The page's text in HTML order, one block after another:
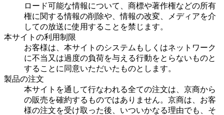
ロード可能な情報について、商標や著作権などの所有
権に関する情報の削除や、情報の改変、メディアを介
しての放送に使用することを禁じます。
本サイトの利用制限
お客様は、本サイトのシステムもしくはネットワーク
に不当又は過度の負荷を与える行動をとらないものと
することに同意いただいたものとします。
製品の注文
本サイトを通して行なわれる全ての注文は、京商から
の販売を確約するものではありません。京商は、お客
様の注文を受け取った後、いついかなる理由でも、そ